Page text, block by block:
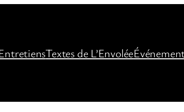
Textes de L’Envolée